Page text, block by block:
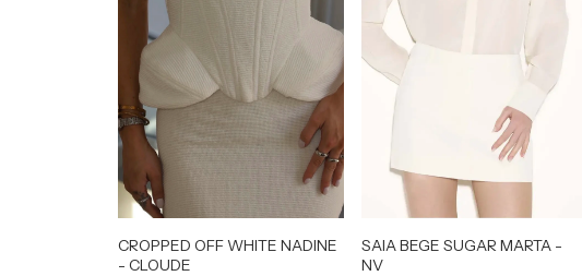
CROPPED OFF WHITE NADINE
- CLOUDE
SAIA BEGE SUGAR MARTA -
NV